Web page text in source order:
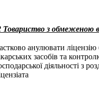
Товариство з
анулювати
засобів та
діяльності з